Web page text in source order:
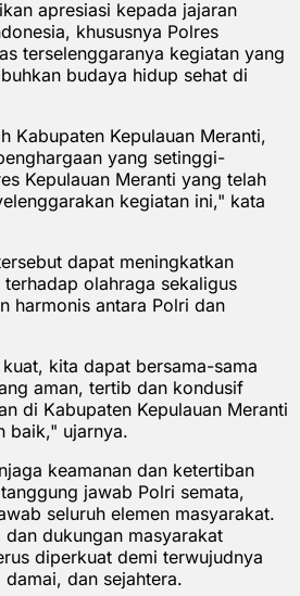
apresiasi kepada jajaran
khususnya Polres
terselenggaranya kegiatan yang
budaya hidup sehat di
Kabupaten Kepulauan Meranti,
yang setinggi-
Kepulauan Meranti yang telah
kegiatan ini," kata
dapat meningkatkan
olahraga sekaligus
harmonis antara Polri dan
kita dapat bersama-sama
aman, tertib dan kondusif
di Kabupaten Kepulauan Meranti
baik," ujarnya.
keamanan dan ketertiban
jawab Polri semata,
seluruh elemen masyarakat.
dukungan masyarakat
diperkuat demi terwujudnya
dan sejahtera.